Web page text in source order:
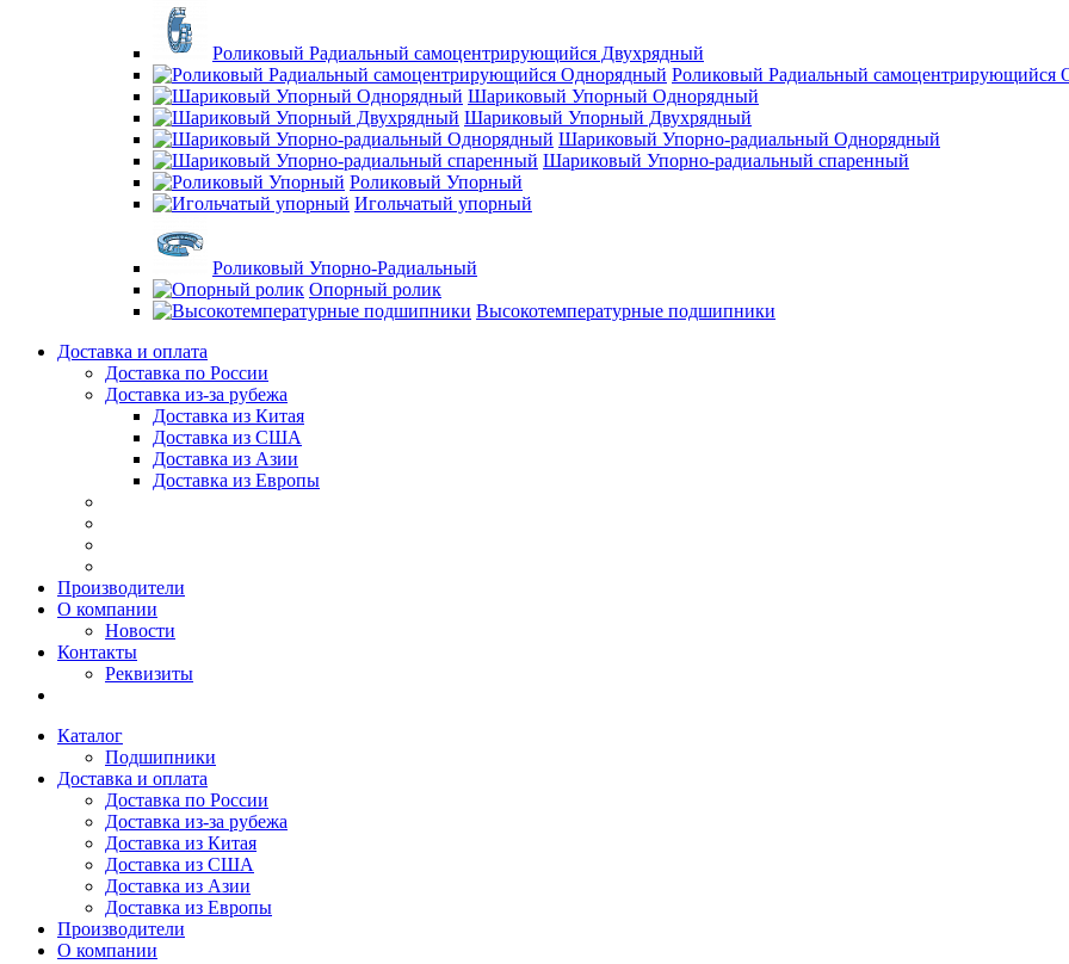
Роликовый Радиальный самоцентрирующийся Двухрядный
Роликовый Радиальный самоцентрирующийся
Шариковый Упорный Однорядный
Шариковый Упорный Двухрядный
Шариковый Упорно-радиальный Однорядный
Шариковый Упорно-радиальный спаренный
Роликовый Упорный
Игольчатый упорный
Роликовый Упорно-Радиальный
Опорный ролик
Высокотемпературные подшипники
Доставка и оплата
Доставка по России
Доставка из-за рубежа
Доставка из Китая
Доставка из США
Доставка из Азии
Доставка из Европы
Производители
О компании
Новости
Контакты
Реквизиты
Каталог
Подшипники
Доставка и оплата
Доставка по России
Доставка из-за рубежа
Доставка из Китая
Доставка из США
Доставка из Азии
Доставка из Европы
Производители
О компании